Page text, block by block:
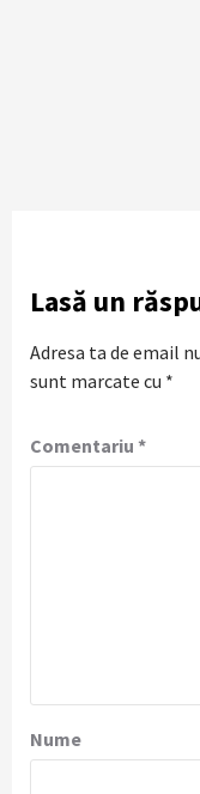
Lasă un
Adresa ta de email
sunt marcate cu *
Comentariu *
Nume